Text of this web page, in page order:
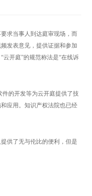
求当事人到达庭审现场，而
发表意见，提供证据和参加
云开庭”的规范称法是“在线诉
的开发等为云开庭提供了技
应用。知识产权法院也已经
供了无与伦比的便利，但是